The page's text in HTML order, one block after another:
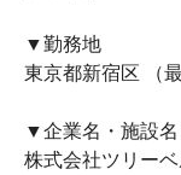
▼勤務地
東京都新宿区 （
▼企業名・施設名
株式会社ツリー